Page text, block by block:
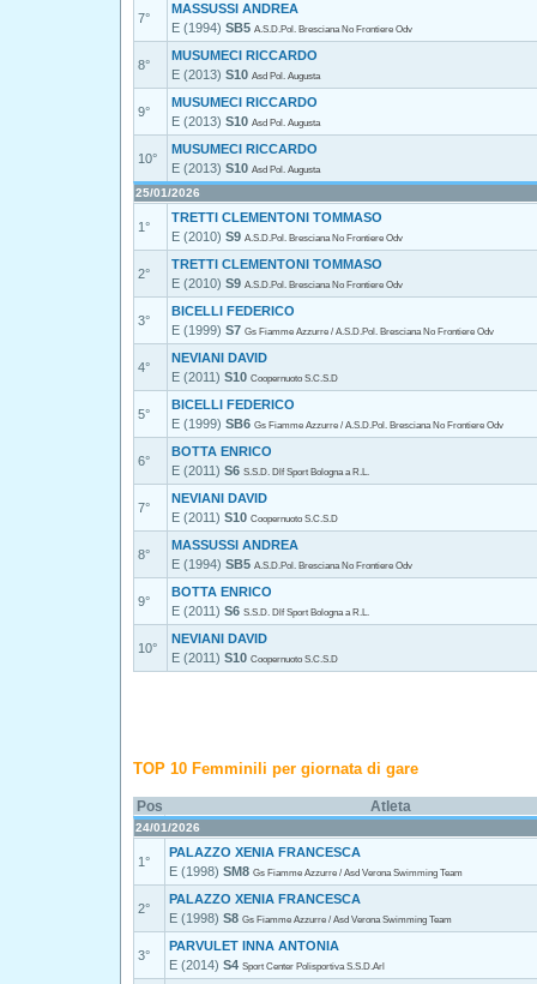
7°
MASSUSSI ANDREA
E (1994) SB5 A.S.D.Pol. Bresciana No Frontiere Odv
8°
MUSUMECI RICCARDO
E (2013) S10 Asd Pol. Augusta
9°
MUSUMECI RICCARDO
E (2013) S10 Asd Pol. Augusta
10°
MUSUMECI RICCARDO
E (2013) S10 Asd Pol. Augusta
25/01/2026
1°
TRETTI CLEMENTONI TOMMASO
E (2010) S9 A.S.D.Pol. Bresciana No Frontiere Odv
2°
TRETTI CLEMENTONI TOMMASO
E (2010) S9 A.S.D.Pol. Bresciana No Frontiere Odv
3°
BICELLI FEDERICO
E (1999) S7 Gs Fiamme Azzurre / A.S.D.Pol. Bresciana No Frontiere Odv
4°
NEVIANI DAVID
E (2011) S10 Coopernuoto S.C.S.D
5°
BICELLI FEDERICO
E (1999) SB6 Gs Fiamme Azzurre / A.S.D.Pol. Bresciana No Frontiere Odv
6°
BOTTA ENRICO
E (2011) S6 S.S.D. Dlf Sport Bologna a R.L.
7°
NEVIANI DAVID
E (2011) S10 Coopernuoto S.C.S.D
8°
MASSUSSI ANDREA
E (1994) SB5 A.S.D.Pol. Bresciana No Frontiere Odv
9°
BOTTA ENRICO
E (2011) S6 S.S.D. Dlf Sport Bologna a R.L.
10°
NEVIANI DAVID
E (2011) S10 Coopernuoto S.C.S.D
TOP 10 Femminili per giornata di gare
Pos Atleta
24/01/2026
1°
PALAZZO XENIA FRANCESCA
E (1998) SM8 Gs Fiamme Azzurre / Asd Verona Swimming Team
2°
PALAZZO XENIA FRANCESCA
E (1998) S8 Gs Fiamme Azzurre / Asd Verona Swimming Team
3°
PARVULET INNA ANTONIA
E (2014) S4 Sport Center Polisportiva S.S.D.Arl